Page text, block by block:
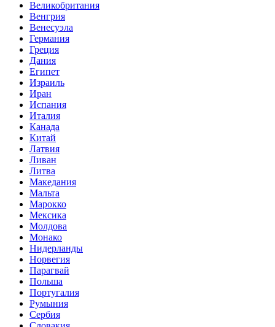
Великобритания
Венгрия
Венесуэла
Германия
Греция
Дания
Египет
Израиль
Иран
Испания
Италия
Канада
Китай
Латвия
Ливан
Литва
Македания
Мальта
Марокко
Мексика
Молдова
Монако
Нидерланды
Норвегия
Парагвай
Польша
Португалия
Румыния
Сербия